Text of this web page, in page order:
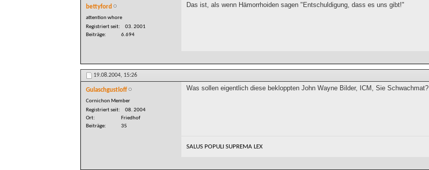
bettyford
attention whore
Registriert seit
03. 2001
Beiträge
6.694
Das ist, als wenn Hämorrhoiden sagen "Entschuldigung, dass es uns gibt!"
19.08.2004, 15:26
Gulaschgustloff
Cornichon Member
Registriert seit
08. 2004
Ort
Friedhof
Beiträge
35
Was sollen eigentlich diese bekloppten John Wayne Bilder, ICM, Sie Schwachmat?
SALUS POPULI SUPREMA LEX